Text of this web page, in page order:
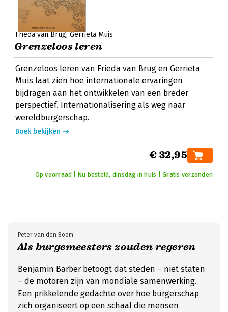
Frieda van Brug Gerrieta Muis
Grenzeloos leren
Grenzeloos leren van Frieda van Brug en Gerrieta
Muis laat zien hoe internationale ervaringen
bijdragen aan het ontwikkelen van een breder
perspectief. Internationalisering als weg naar
wereldburgerschap.
Boek bekijken
€ 32,95
Op voorraad | Nu besteld, dinsdag in huis | Gratis verzonden
Als burgemeesters zouden regeren
Peter van den Boom
Benjamin Barber betoogt dat steden – niet staten
– de motoren zijn van mondiale samenwerking.
Een prikkelende gedachte over hoe burgerschap
zich organiseert op een schaal die mensen